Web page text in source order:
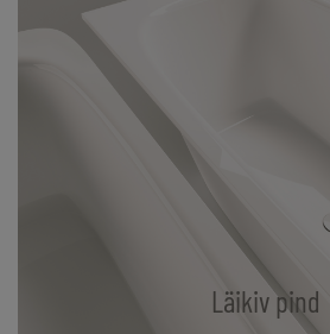
Läikiv pind